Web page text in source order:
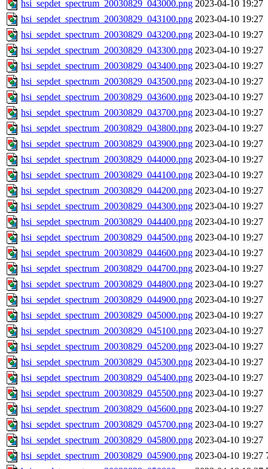
hsi_sepdet_spectrum_20030829_043000.png 2023-04-10 19:27
hsi_sepdet_spectrum_20030829_043100.png 2023-04-10 19:27
hsi_sepdet_spectrum_20030829_043200.png 2023-04-10 19:27
hsi_sepdet_spectrum_20030829_043300.png 2023-04-10 19:27
hsi_sepdet_spectrum_20030829_043400.png 2023-04-10 19:27
hsi_sepdet_spectrum_20030829_043500.png 2023-04-10 19:27
hsi_sepdet_spectrum_20030829_043600.png 2023-04-10 19:27
hsi_sepdet_spectrum_20030829_043700.png 2023-04-10 19:27
hsi_sepdet_spectrum_20030829_043800.png 2023-04-10 19:27
hsi_sepdet_spectrum_20030829_043900.png 2023-04-10 19:27
hsi_sepdet_spectrum_20030829_044000.png 2023-04-10 19:27
hsi_sepdet_spectrum_20030829_044100.png 2023-04-10 19:27
hsi_sepdet_spectrum_20030829_044200.png 2023-04-10 19:27
hsi_sepdet_spectrum_20030829_044300.png 2023-04-10 19:27
hsi_sepdet_spectrum_20030829_044400.png 2023-04-10 19:27
hsi_sepdet_spectrum_20030829_044500.png 2023-04-10 19:27
hsi_sepdet_spectrum_20030829_044600.png 2023-04-10 19:27
hsi_sepdet_spectrum_20030829_044700.png 2023-04-10 19:27
hsi_sepdet_spectrum_20030829_044800.png 2023-04-10 19:27
hsi_sepdet_spectrum_20030829_044900.png 2023-04-10 19:27
hsi_sepdet_spectrum_20030829_045000.png 2023-04-10 19:27
hsi_sepdet_spectrum_20030829_045100.png 2023-04-10 19:27
hsi_sepdet_spectrum_20030829_045200.png 2023-04-10 19:27
hsi_sepdet_spectrum_20030829_045300.png 2023-04-10 19:27
hsi_sepdet_spectrum_20030829_045400.png 2023-04-10 19:27
hsi_sepdet_spectrum_20030829_045500.png 2023-04-10 19:27
hsi_sepdet_spectrum_20030829_045600.png 2023-04-10 19:27
hsi_sepdet_spectrum_20030829_045700.png 2023-04-10 19:27
hsi_sepdet_spectrum_20030829_045800.png 2023-04-10 19:27
hsi_sepdet_spectrum_20030829_045900.png 2023-04-10 19:27